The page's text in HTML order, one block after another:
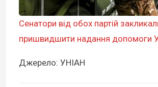
Сенатори від обох партій
пришвидшити надання допомоги
Джерело: УНІАН